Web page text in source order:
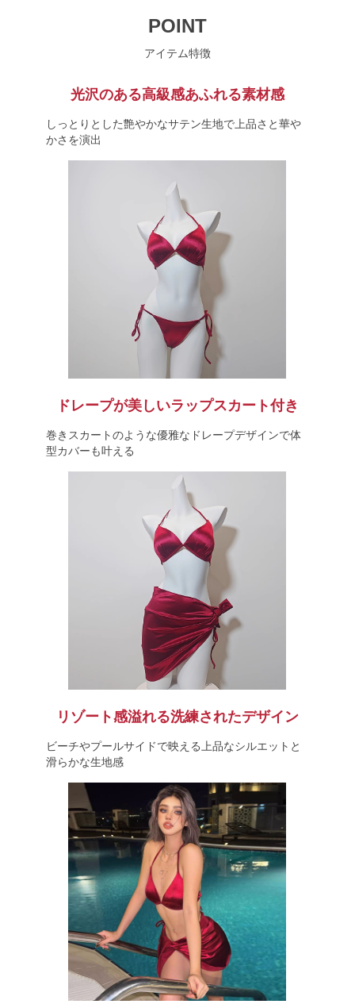
POINT
アイテム特徴
光沢のある高級感あふれる素材感
しっとりとした艶やかなサテン生地で上品さと華や
かさを演出
ドレープが美しいラップスカート付き
巻きスカートのような優雅なドレープデザインで体
型カバーも叶える
リゾート感溢れる洗練されたデザイン
ビーチやプールサイドで映える上品なシルエットと
滑らかな生地感